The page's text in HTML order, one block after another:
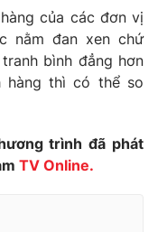
của các đơn vị
nằm đan xen chứ
bình đẳng hơn
hàng thì có thể so
trình đã phát
TV Online.